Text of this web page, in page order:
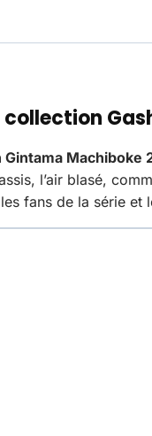
Gintama Machiboke
l’air blasé,
fans de la série